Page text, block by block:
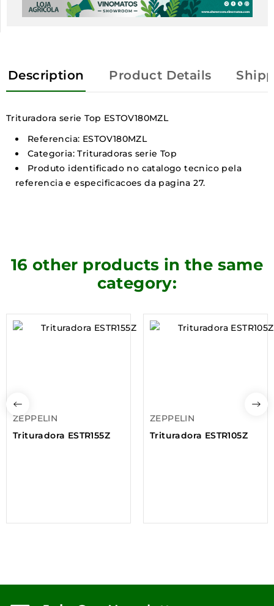
Description Product Details
Trituradora serie Top ESTOV180MZL
Referencia: ESTOV180MZL
Categoria: Trituradoras serie Top
Produto identificado no catalogo tecnico pela
referencia e especificacoes da pagina 27.
16 other products in the same
category:
ZEPPELIN
Trituradora ESTR155Z
ZEPPELIN
Trituradora ESTR105Z